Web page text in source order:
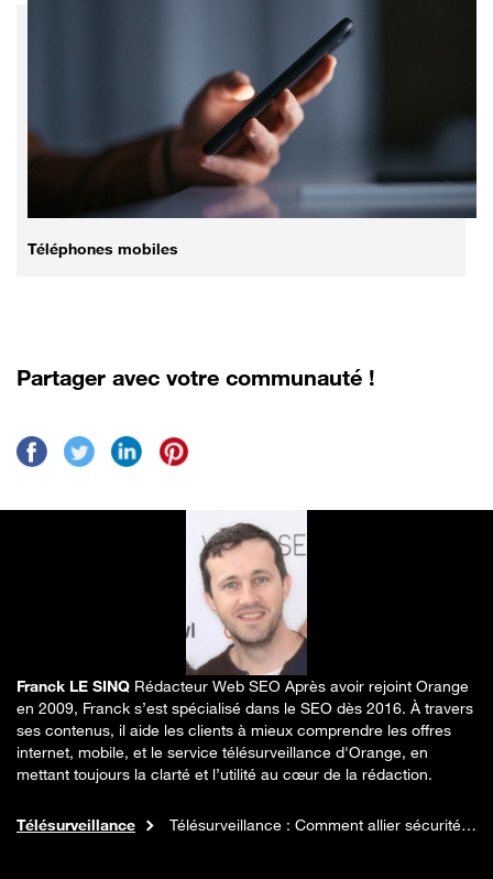
Téléphones mobiles
Partager avec votre communauté !
Franck LE SINQ Rédacteur Web SEO Après avoir rejoint Orange
en 2009, Franck s’est spécialisé dans le SEO dès 2016. À travers
ses contenus, il aide les clients à mieux comprendre les offres
internet, mobile, et le service télésurveillance d'Orange, en
mettant toujours la clarté et l’utilité au cœur de la rédaction.
Accueil
Infos et Conseils
Télésurveillance Télésurveillance : Comment allier sécurité et respect de la vie privée ?